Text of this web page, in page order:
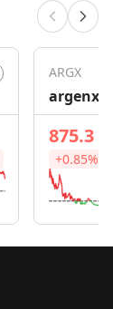
ARGX
argenx
875.3
+0.85%